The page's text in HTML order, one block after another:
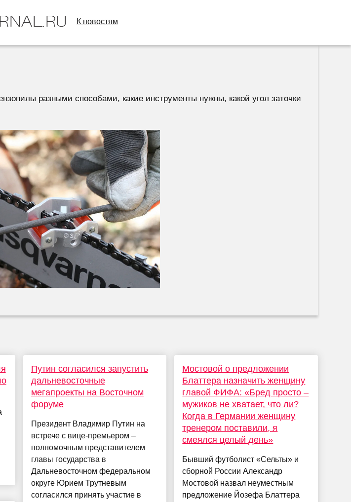
К новостям
разными способами, какие инструменты нужны, какой угол заточки
Путин согласился запустить
дальневосточные
мегапроекты на Восточном
форуме
Президент Владимир Путин на
встрече с вице-премьером –
полномочным представителем
главы государства в
Дальневосточном федеральном
округе Юрием Трутневым
согласился принять участие в
Мостовой о предложении
Блаттера назначить женщину
главой ФИФА: «Бред просто –
мужиков не хватает, что ли?
Когда в Германии женщину
тренером поставили, я
смеялся целый день»
Бывший футболист «Сельты» и
сборной России Александр
Мостовой назвал неуместным
предложение Йозефа Блаттера